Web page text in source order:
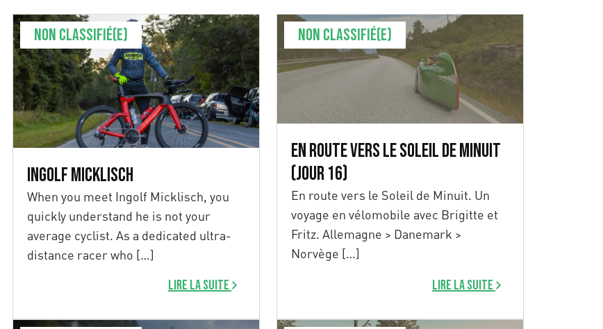
Non classifié(e)
Ingolf Micklisch
When you meet Ingolf Micklisch, you
quickly understand he is not your
average cyclist. As a dedicated ultra-
distance racer who […]
Lire la suite
Non classifié(e)
En route vers le Soleil de Minuit
(Jour 16)
En route vers le Soleil de Minuit. Un
voyage en vélomobile avec Brigitte et
Fritz. Allemagne > Danemark >
Norvège […]
Lire la suite